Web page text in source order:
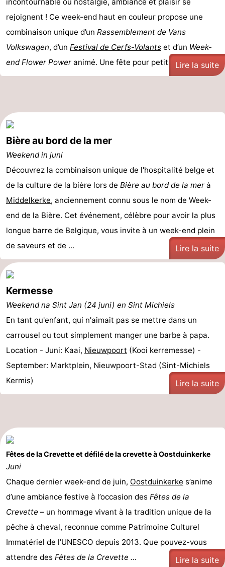
rejoignent ! Ce week-end haut en couleur propose une
combinaison unique d’un Rassemblement de Vans
Volkswagen, d’un Festival de Cerfs-Volants et d’un Week-
end Flower Power animé. Une fête pour petits et grands ...
Lire la suite
Bière au bord de la mer
Weekend in juni
Découvrez la combinaison unique de l'hospitalité belge et
de la culture de la bière lors de Bière au bord de la mer à
Middelkerke, anciennement connu sous le nom de Week-
end de la Bière. Cet événement, célèbre pour avoir la plus
longue barre de Belgique, vous invite à un week-end plein
de saveurs et de ...
Lire la suite
Kermesse
Weekend na Sint Jan (24 juni) en Sint Michiels
En tant qu'enfant, qui n'aimait pas se mettre dans un
carrousel ou tout simplement manger une barbe à papa.
Location - Juni: Kaai, Nieuwpoort (Kooi kerremesse) -
September: Marktplein, Nieuwpoort-Stad (Sint-Michiels
Kermis)
Lire la suite
Fêtes de la Crevette et défilé de la crevette à Oostduinkerke
Juni
Chaque dernier week-end de juin, Oostduinkerke s’anime
d’une ambiance festive à l’occasion des Fêtes de la
Crevette – un hommage vivant à la tradition unique de la
pêche à cheval, reconnue comme Patrimoine Culturel
Immatériel de l’UNESCO depuis 2013. Que pouvez-vous
attendre des Fêtes de la Crevette ... Lire la suite